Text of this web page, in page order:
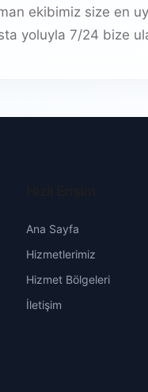
ekibimiz size en
yoluyla 7/24 bize
Ana Sayfa
Hizmetlerimiz
Hizmet Bölgeleri
İletişim